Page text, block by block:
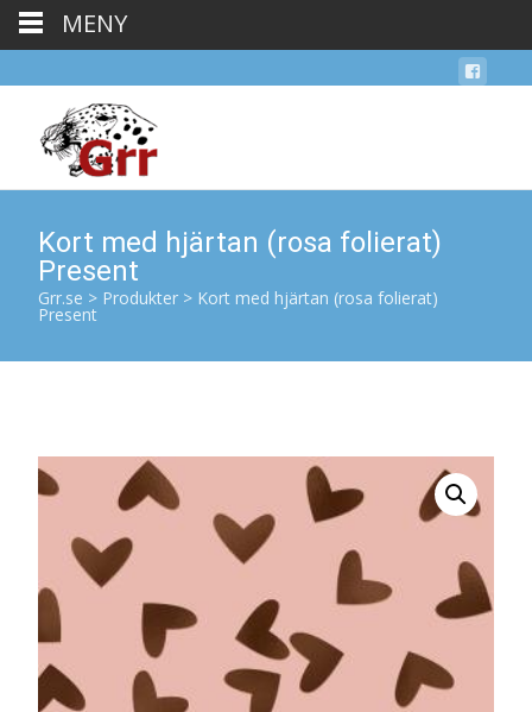
Kort med hjärtan (rosa folierat)
Present
Grr.se > Produkter > Kort med hjärtan (rosa folierat)
Present
MENY